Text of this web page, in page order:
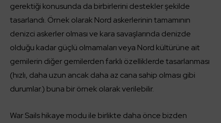
gerektiği konusunda da birbirlerini destekler şekilde
tasarlandı. Örnek olarak Nord askerlerinin tamamının
denizci askerler olması ve kara savaşlarında denizde
olduğu kadar güçlü olmamaları veya Nord kültürüne ait
gemilerin diğer gemilerden farklı özelliklerde tasarlanması
(hızlı, daha uzun ancak daha az cana sahip olması gibi
durumlar.) buna bir örnek olarak verilebilir.
War Sails hikaye modu ile birlikte daha önce bizden